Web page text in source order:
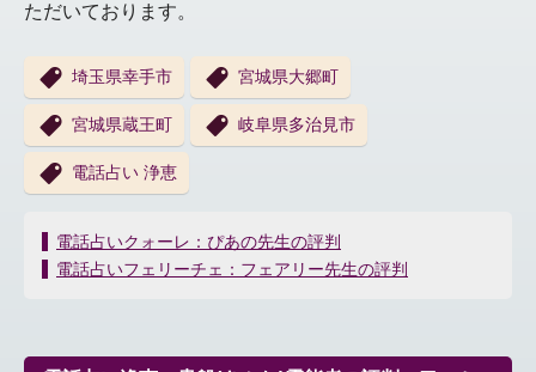
ただいております。
埼玉県幸手市 宮城県大郷町
宮城県蔵王町 岐阜県多治見市
電話占い 浄恵
投
稿
ー
電話占いクォーレ：ぴあの先生の評判
電話占いフェリーチェ：フェアリー先生の評判